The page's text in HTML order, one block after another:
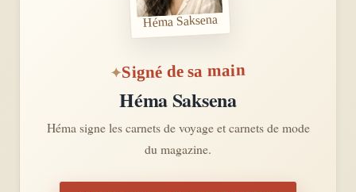
Héma Saksena
Signé de sa main
Héma Saksena
Héma signe les carnets de voyage et carnets de mode
du magazine.